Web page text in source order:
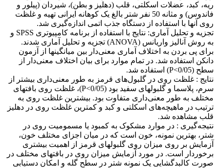
ریه، کبد، عضلات اسکلتی، قلب (دهلیز و بطن)، شیردان (پیلور و
فاندوس) و مثانه 50 نفر شتر بالغ یک کوهانه ایرانی تهیه و غلظت
روی آنها با استفاده از دستگاه جذب اتمی اندازه‌گیری شد.
تجزیه و تحلیل آماری: نتایج با استفاده از برنامه کامپیوتری SPSS و
به روش آنالیز واریانس (ANOVA) تجزیه و تحلیل آماری شدند.
برای پی بردن به اختلاف آماری معنی‌دار بین میانگینها از آزمون
دانکن استفاده شد. در تمام موارد برای بیان اختلاف معنی‌دار از
سطح (P<0/05) استفاده شد.
نتایج : غلظت روی در گلبول‌های قرمز به طور معنی‌داری بیشتر از
سرم، پلاسما و گلبولهای سفید بود (P<0/05)، غلظت روی بافتهای
مختلف به طور معنی‌داری متفاوت بود. بیشترین غلظت روی به
ترتیب در ماهیچه‌های اسکلتی و کبد و کمترین غلظت روی در دهلیز
قلب مشاهده شد.
نتیجه‌گیری : در موارد مشکوک به کمبود یا مسمومیت روی در
شتر، بهترین نمونه، خون است که در میان اجزای مختلف خون،
آزمایش بر روی میزان روی گلبولهای قرمز از اهمیت بیشتری
برخوردار است. در مورد آزمایش میزان روی در بافتهای مختلف در
صورت کالبدگشایی یک نمونه شتر در سطح گله و امکان دستیابی